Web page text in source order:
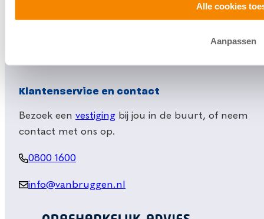
Alle cookies
Aanpassen
Makelaardij
Klantenservice en contact
Bezoek een vestiging bij jou in de buurt, of neem
contact met ons op.
0800 1600
info@vanbruggen.nl